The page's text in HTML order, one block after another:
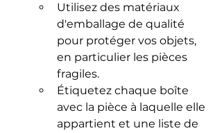
Utilisez des matériaux
d'emballage de qualité
pour protéger vos objets,
en particulier les pièces
fragiles.
Étiquetez chaque boîte
avec la pièce à laquelle elle
appartient et une liste de